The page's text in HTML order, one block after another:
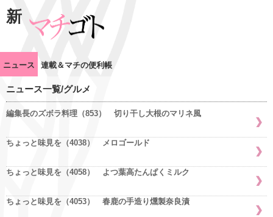
新
ニュース 連載＆マチの便利帳
ニュース一覧/グルメ
編集長のズボラ料理（853） 切り干し大根のマリネ風
ちょっと味見を（4038） メロゴールド
ちょっと味見を（4058） よつ葉高たんぱくミルク
ちょっと味見を（4053） 春鹿の手造り燻製奈良漬